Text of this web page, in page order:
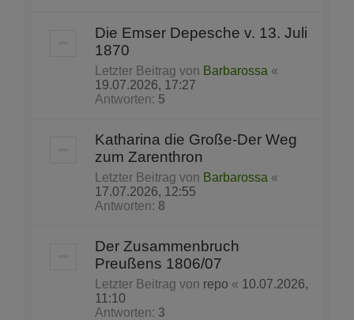
Die Emser Depesche v. 13. Juli
1870
Letzter Beitrag von Barbarossa «
19.07.2026, 17:27
Antworten: 5
Katharina die Große-Der Weg
zum Zarenthron
Letzter Beitrag von Barbarossa «
17.07.2026, 12:55
Antworten: 8
Der Zusammenbruch
Preußens 1806/07
Letzter Beitrag von repo « 10.07.2026,
11:10
Antworten: 3